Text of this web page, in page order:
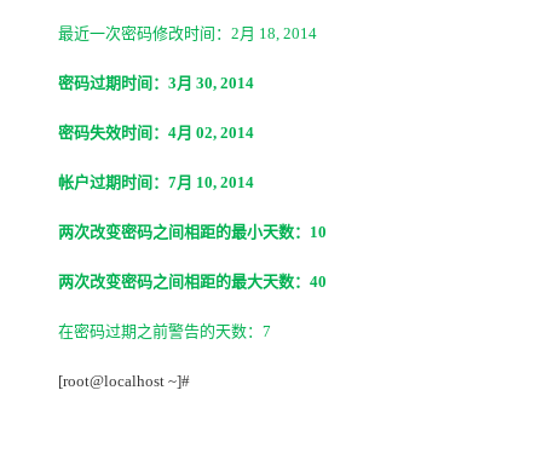
最近一次密码修改时间：2月 18, 2014
密码过期时间：3月 30, 2014
密码失效时间：4月 02, 2014
帐户过期时间：7月 10, 2014
两次改变密码之间相距的最小天数：10
两次改变密码之间相距的最大天数：40
在密码过期之前警告的天数：7
[root@localhost ~]#